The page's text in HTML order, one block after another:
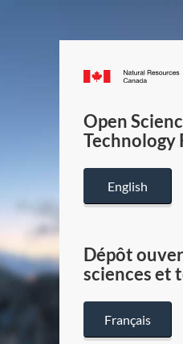
Open
Technology
English
Dépôt
sciences et
Français